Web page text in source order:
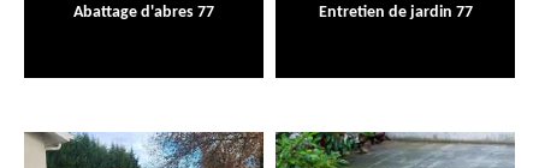
Abattage d'abres 77 Entretien de jardin 77